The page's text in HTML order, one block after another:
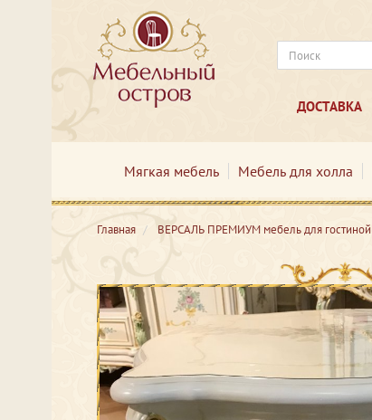
ДОСТАВКА
Мягкая мебель Мебель для холла
Главная ВЕРСАЛЬ ПРЕМИУМ мебель для гостиной